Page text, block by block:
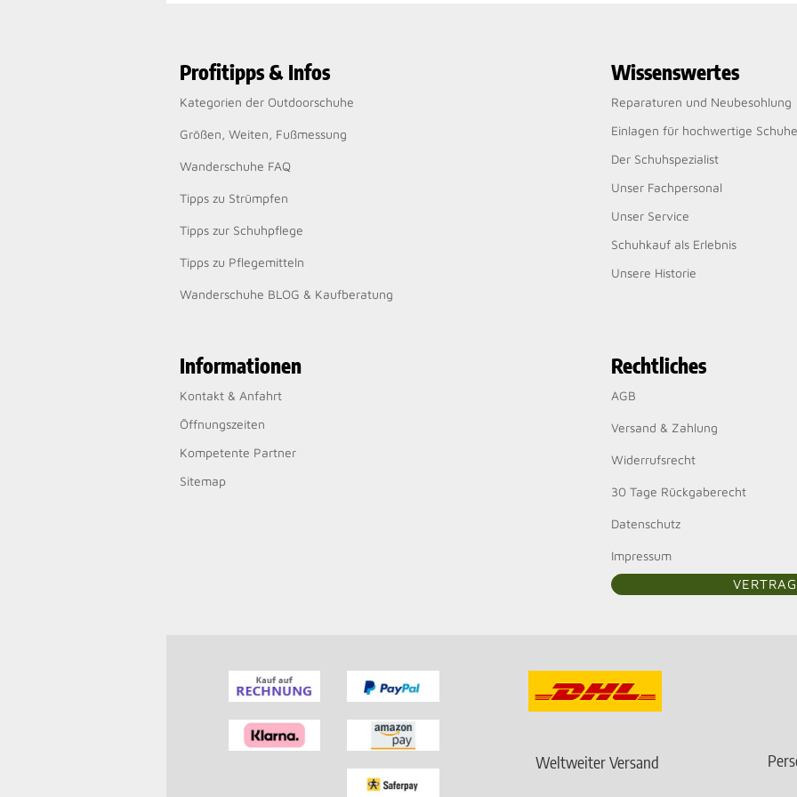
Profitipps & Infos
Kategorien der Outdoorschuhe
Größen, Weiten, Fußmessung
Wanderschuhe FAQ
Tipps zu Strümpfen
Tipps zur Schuhpflege
Tipps zu Pflegemitteln
Wanderschuhe BLOG & Kaufberatung
Wissenswertes
Reparaturen und Neubesohlung
Einlagen für hochwertige Schuhe
Der Schuhspezialist
Unser Fachpersonal
Unser Service
Schuhkauf als Erlebnis
Unsere Historie
Informationen
Kontakt & Anfahrt
Öffnungszeiten
Kompetente Partner
Sitemap
Rechtliches
AGB
Versand & Zahlung
Widerrufsrecht
30 Tage Rückgaberecht
Datenschutz
Impressum
Weltweiter Versand